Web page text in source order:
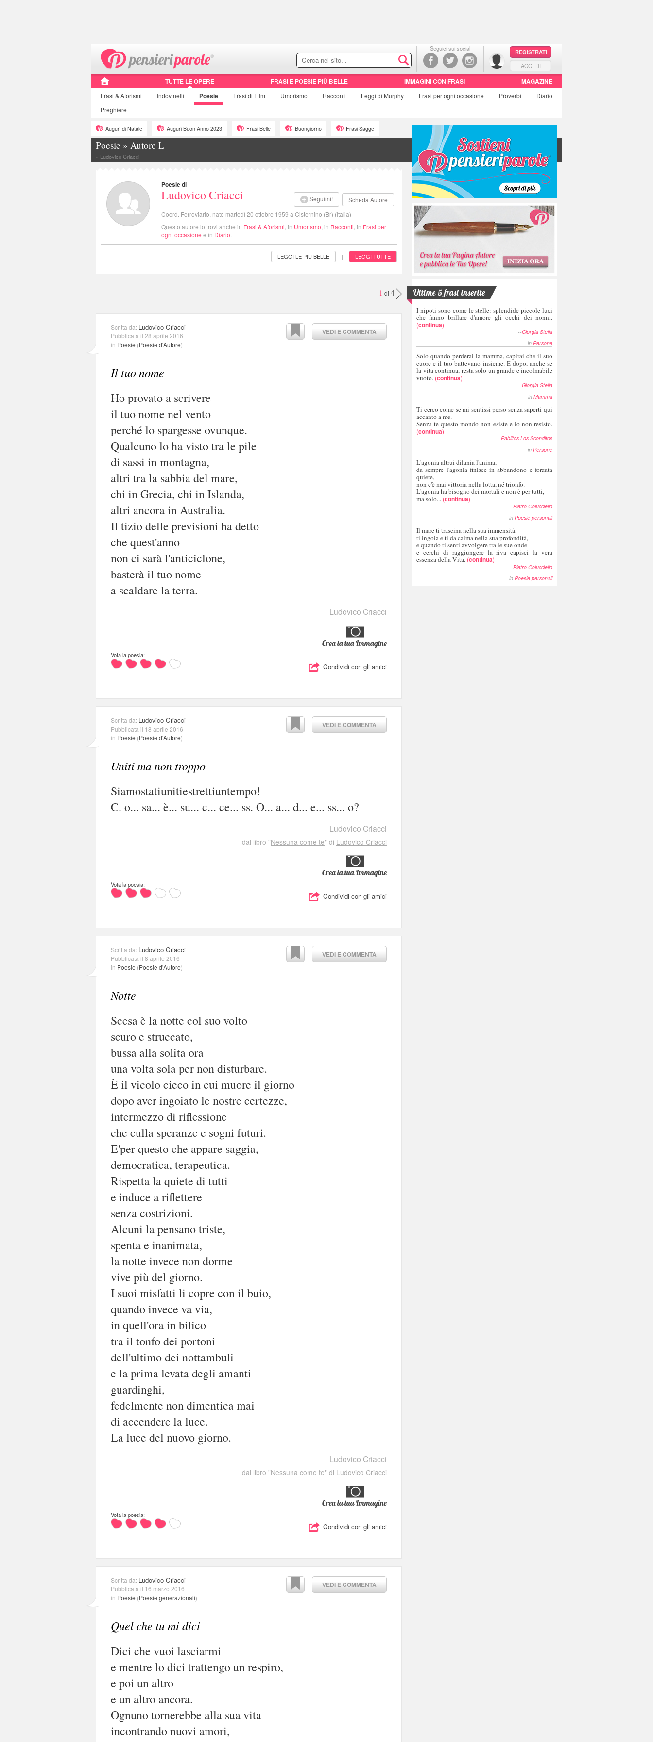
Seguici sui social
REGISTRATI
ACCEDI
TUTTE LE OPERE FRASI E POESIE PIÙ BELLE IMMAGINI CON FRASI MAGAZINE
Frasi & Aforismi Indovinelli Poesie Frasi di Film Umorismo Racconti Leggi di Murphy Frasi per ogni occasione Proverbi
Diario
Preghiere
Auguri di Natale Auguri Buon Anno 2023 Frasi Belle Buongiorno Frasi Sagge
Poesie » Autore L
» Ludovico Criacci
Seguimi! Scheda Autore
Poesie di
Ludovico Criacci
Coord. Ferroviario, nato martedì 20 ottobre 1959 a Cisternino (Br) (Italia)
Questo autore lo trovi anche in Frasi & Aforismi , in Umorismo , in Racconti , in Frasi per
ogni occasione e in Diario
LEGGI LE PIÙ BELLE | LEGGI TUTTE
1 di 4
VEDI E COMMENTA
Scritta da: Ludovico Criacci
Pubblicata il 28 aprile 2016
in Poesie (Poesie d'Autore)
Il tuo nome
Ho provato a scrivere
il tuo nome nel vento
perché lo spargesse ovunque.
Qualcuno lo ha visto tra le pile
di sassi in montagna,
altri tra la sabbia del mare,
chi in Grecia, chi in Islanda,
altri ancora in Australia.
Il tizio delle previsioni ha detto
che quest'anno
non ci sarà l'anticiclone,
basterà il tuo nome
a scaldare la terra.
Ludovico Criacci
Crea la tua Immagine
Vota la poesia:
Condividi con gli amici
VEDI E COMMENTA
Scritta da: Ludovico Criacci
Pubblicata il 18 aprile 2016
in Poesie (Poesie d'Autore)
Uniti ma non troppo
Siamostatiunitiestrettiuntempo!
C. o... sa... è... su... c... ce... ss. O... a... d... e... ss... o?
Ludovico Criacci
dal libro "Nessuna come te" di Ludovico Criacci
Crea la tua Immagine
Vota la poesia:
Condividi con gli amici
VEDI E COMMENTA
Scritta da: Ludovico Criacci
Pubblicata il 8 aprile 2016
in Poesie (Poesie d'Autore)
Notte
Scesa è la notte col suo volto
scuro e struccato,
bussa alla solita ora
una volta sola per non disturbare.
È il vicolo cieco in cui muore il giorno
dopo aver ingoiato le nostre certezze,
intermezzo di riflessione
che culla speranze e sogni futuri.
E'per questo che appare saggia,
democratica, terapeutica.
Rispetta la quiete di tutti
e induce a riflettere
senza costrizioni.
Alcuni la pensano triste,
spenta e inanimata,
la notte invece non dorme
vive più del giorno.
I suoi misfatti li copre con il buio,
quando invece va via,
in quell'ora in bilico
tra il tonfo dei portoni
dell'ultimo dei nottambuli
e la prima levata degli amanti
guardinghi,
fedelmente non dimentica mai
di accendere la luce.
La luce del nuovo giorno.
Ludovico Criacci
dal libro "Nessuna come te" di Ludovico Criacci
Crea la tua Immagine
Vota la poesia:
Condividi con gli amici
VEDI E COMMENTA
Scritta da: Ludovico Criacci
Pubblicata il 16 marzo 2016
in Poesie (Poesie generazionali)
Quel che tu mi dici
Dici che vuoi lasciarmi
e mentre lo dici trattengo un respiro,
e poi un altro
e un altro ancora.
Ognuno tornerebbe alla sua vita
incontrando nuovi amori,
Ultime 5 frasi inserite
I nipoti sono come le stelle: splendide piccole luci
che fanno brillare d'amore gli occhi dei nonni.
(continua)
--Giorgia Stella
in Persone
Solo quando perderai la mamma, capirai che il suo
cuore e il tuo battevano insieme. E dopo, anche se
la vita continua, resta solo un grande e incolmabile
vuoto. (continua)
--Giorgia Stella
in Mamma
Ti cerco come se mi sentissi perso senza saperti qui
accanto a me.
Senza te questo mondo non esiste e io non resisto.
(continua)
--Pablitos Los Sconditos
in Persone
L'agonia altrui dilania l'anima,
da sempre l'agonia finisce in abbandono e forzata
quiete,
non c'è mai vittoria nella lotta, né trionfo.
L'agonia ha bisogno dei mortali e non è per tutti,
ma solo... (continua)
--Pietro Colucciello
in Poesie personali
Il mare ti trascina nella sua immensità,
ti ingoia e ti da calma nella sua profondità,
e quando ti senti avvolgere tra le sue onde
e cerchi di raggiungere la riva capisci la vera
essenza della Vita. (continua)
--Pietro Colucciello
in Poesie personali